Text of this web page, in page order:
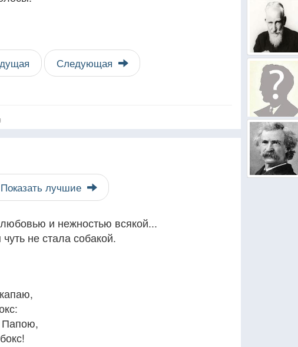
Следующая
Показать лучшие
и нежностью всякой...
не стала собакой.
Папою,